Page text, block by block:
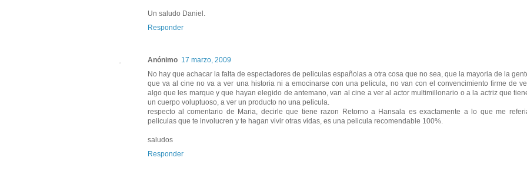
Un saludo Daniel.
Responder
Anónimo 17 marzo, 2009
No hay que achacar la falta de espectadores de peliculas españolas a otra cosa que no sea, que la mayoria de la
que va al cine no va a ver una historia ni a emocinarse con una pelicula, no van con el convencimiento firme de
algo que les marque y que hayan elegido de antemano, van al cine a ver al actor multimillonario o a la actriz que
un cuerpo voluptuoso, a ver un producto no una pelicula.
respecto al comentario de Maria, decirle que tiene razon Retorno a Hansala es exactamente a lo que me
peliculas que te involucren y te hagan vivir otras vidas, es una pelicula recomendable 100%.
saludos
Responder